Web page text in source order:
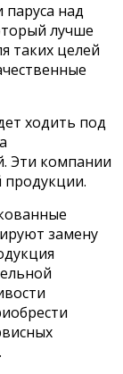
над
лучше
таких целей
ходить под
Эти компании
продукции.
замену